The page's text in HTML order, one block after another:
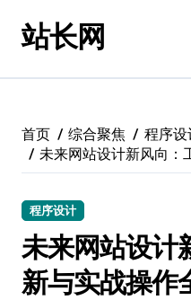
站长网
首页 综合聚焦
程序设
未来网站设计新风向：
程序设计
未来网站设计
新与实战操作